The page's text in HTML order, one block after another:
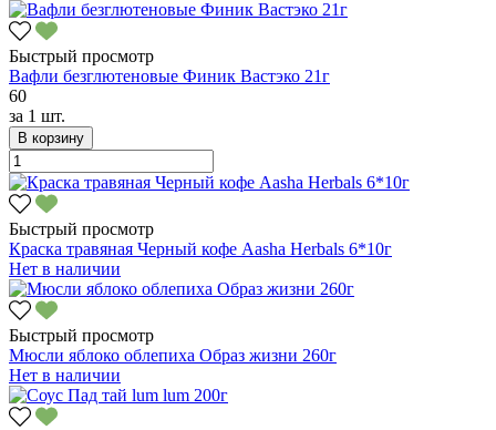
Быстрый просмотр
Вафли безглютеновые Финик Вастэко 21г
60
за 1 шт.
В корзину
Быстрый просмотр
Краска травяная Черный кофе Aasha Herbals 6*10г
Нет в наличии
Быстрый просмотр
Мюсли яблоко облепиха Образ жизни 260г
Нет в наличии